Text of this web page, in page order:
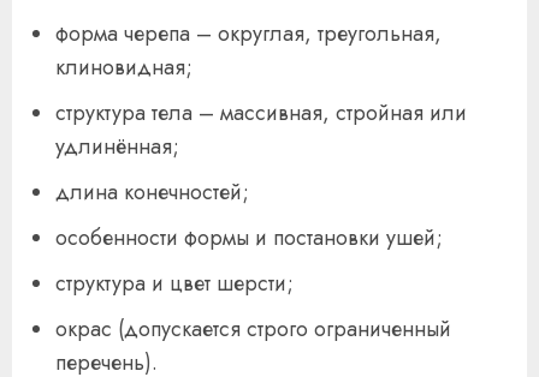
форма черепа – округлая, треугольная,
клиновидная;
структура тела – массивная, стройная или
удлинённая;
длина конечностей;
особенности формы и постановки ушей;
структура и цвет шерсти;
окрас (допускается строго ограниченный
перечень).